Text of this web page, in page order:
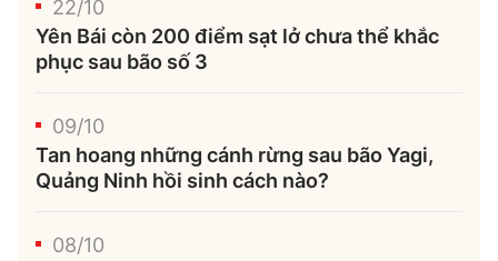
22/10
Yên Bái còn 200 điểm sạt lở chưa thể khắc
phục sau bão số 3
09/10
Tan hoang những cánh rừng sau bão Yagi,
Quảng Ninh hồi sinh cách nào?
08/10